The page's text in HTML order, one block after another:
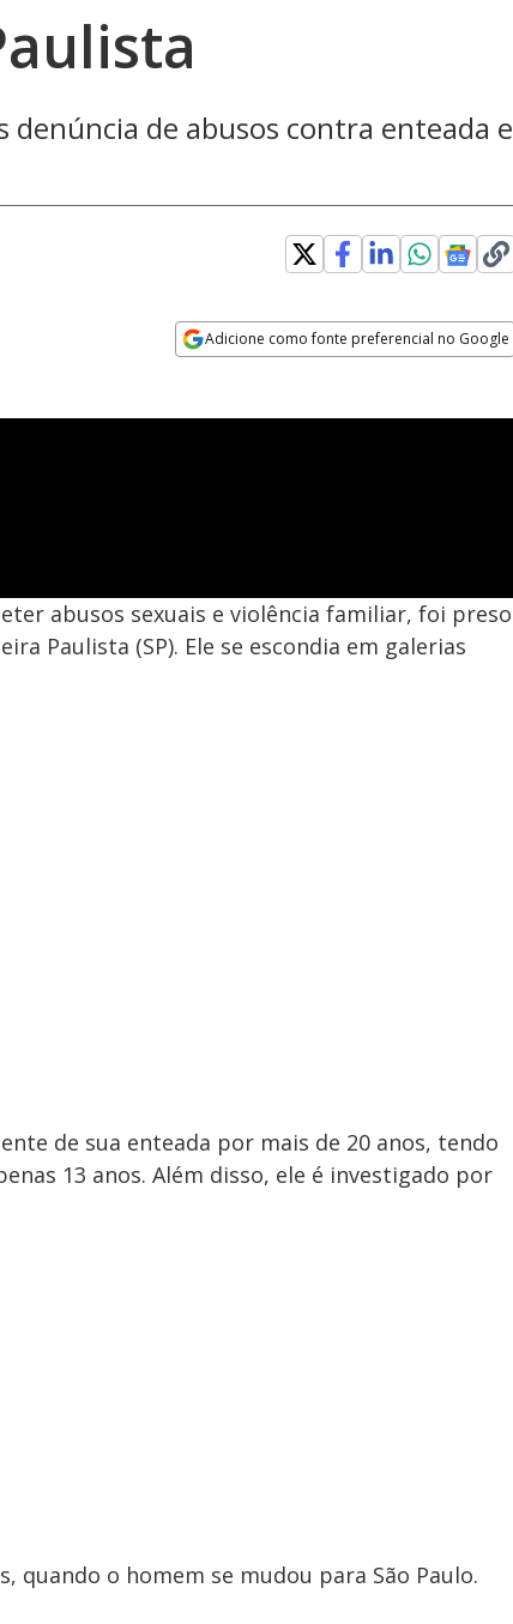
denúncia de abusos contra enteada e
Adicione como fonte preferencial no Google
abusos sexuais e violência familiar, foi preso
Paulista (SP). Ele se escondia em galerias
de sua enteada por mais de 20 anos, tendo
13 anos. Além disso, ele é investigado por
quando o homem se mudou para São Paulo.